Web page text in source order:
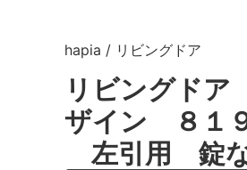
hapia / リビングドア
リビングド
ザイン ８１
左引用 錠